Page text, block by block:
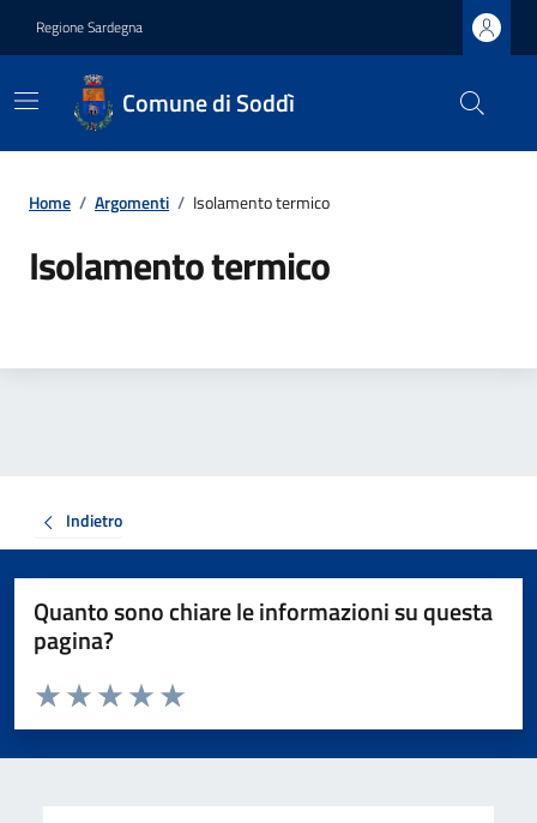
Regione Sardegna
Comune di Soddì
Home / Argomenti / Isolamento termico
Isolamento termico
Indietro
Quanto sono chiare le informazioni su questa
pagina?
Valuta da 1 a 5 stelle la pagina
Valuta 5 stelle su 5
Valuta 4 stelle su 5
Valuta 3 stelle su 5
Valuta 2 stelle su 5
Valuta 1 stelle su 5